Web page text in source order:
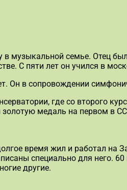
музыкальной семье. Отец
С пяти лет он учился в
Он в сопровождении
где со второго
медаль на первом в
время жил и работал на
специально для него.
другие.